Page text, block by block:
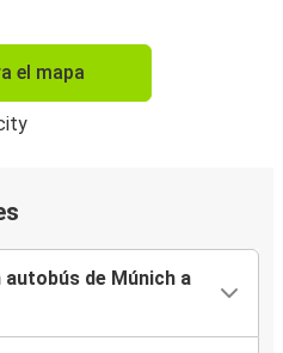
el mapa
autobús de Múnich a